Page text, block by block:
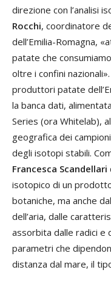
direzione con l’analisi
Rocchi, coordinatore
dell’Emilia-Romagna,
patate che
oltre i confini
produttori patate
la banca dati,
Series (ora Whitelab),
geografica dei
degli isotopi stabili.
Francesca Scandellari
isotopico di un
botaniche, ma anche
dell’aria, dalle
assorbita dalle radici e
parametri che
distanza dal mare, il